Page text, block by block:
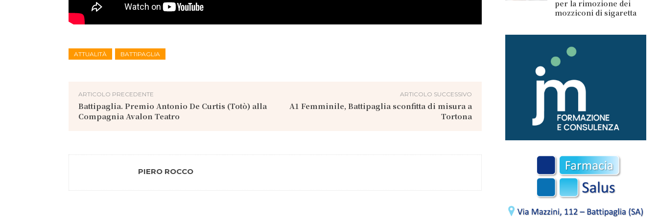
ATTUALITÀ BATTIPAGLIA
ARTICOLO PRECEDENTE
Battipaglia. Premio Antonio De Curtis (Totò) alla
Compagnia Avalon Teatro
ARTICOLO SUCCESSIVO
A1 Femminile, Battipaglia sconfitta di misura a
Tortona
PIERO ROCCO
per la rimozione dei
mozziconi di sigaretta